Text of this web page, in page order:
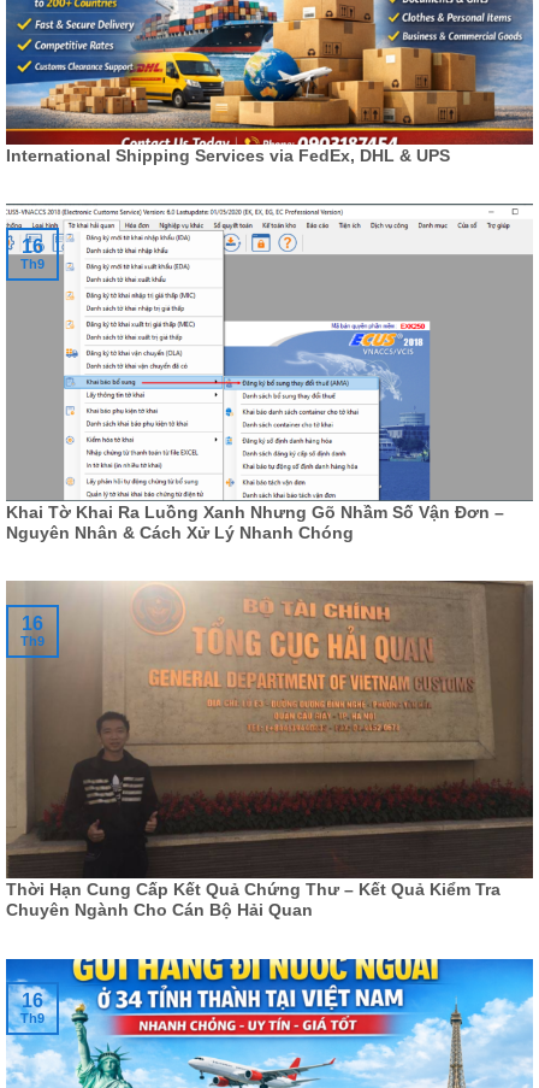
International Shipping Services via FedEx, DHL & UPS
Khai Tờ Khai Ra Luồng Xanh Nhưng Gõ Nhầm Số Vận Đơn –
Nguyên Nhân & Cách Xử Lý Nhanh Chóng
16
Th9
Thời Hạn Cung Cấp Kết Quả Chứng Thư – Kết Quả Kiểm Tra
Chuyên Ngành Cho Cán Bộ Hải Quan
16
Th9
16
Th9